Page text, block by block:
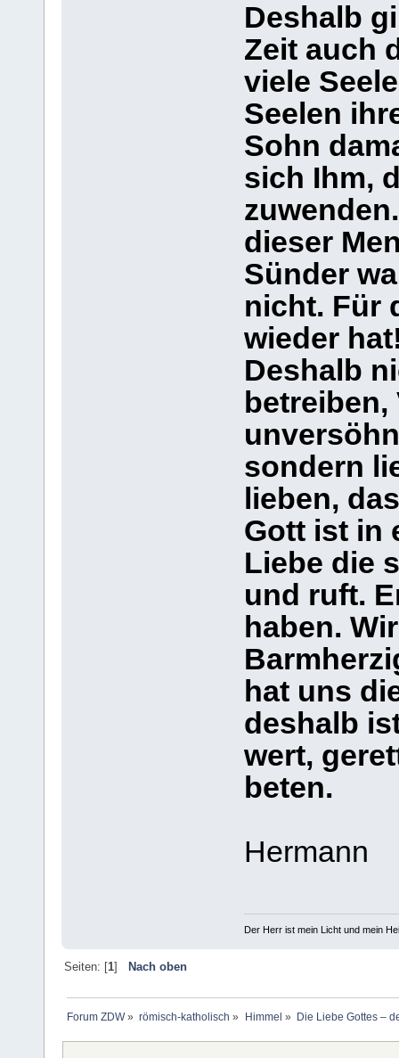
Deshalb
Zeit auch
viele
Seelen
Sohn
sich Ihm,
dieser
Sünder
nicht. Für
wieder
Deshalb
sondern
lieben,
Gott ist in
Liebe die
und ruft.
haben.
hat uns
deshalb
wert,
beten.
Hermann
Der Herr ist mein Licht und mein
Seiten: [1] Nach oben
Forum ZDW» römisch-katholisch » Himmel » Die Liebe Gottes –